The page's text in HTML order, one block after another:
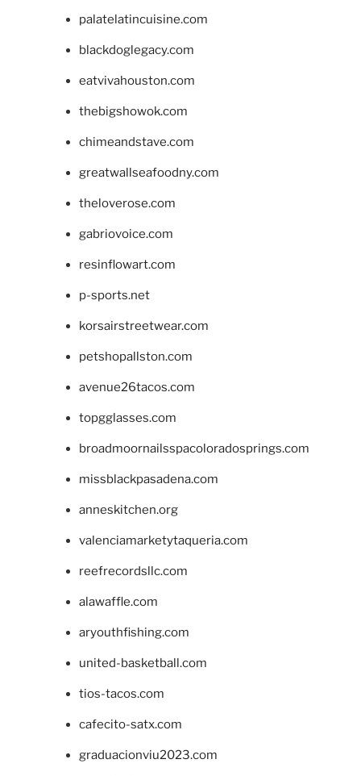
palatelatincuisine.com
blackdoglegacy.com
eatvivahouston.com
thebigshowok.com
chimeandstave.com
greatwallseafoodny.com
theloverose.com
gabriovoice.com
resinflowart.com
p-sports.net
korsairstreetwear.com
petshopallston.com
avenue26tacos.com
topgglasses.com
broadmoornailsspacoloradosprings.com
missblackpasadena.com
anneskitchen.org
valenciamarketytaqueria.com
reefrecordsllc.com
alawaffle.com
aryouthfishing.com
united-basketball.com
tios-tacos.com
cafecito-satx.com
graduacionviu2023.com